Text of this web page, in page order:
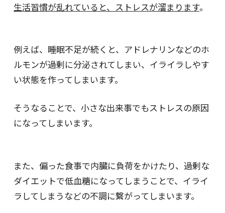
生活習慣が乱れていると、ストレスが溜まります。
例えば、睡眠不足が続くと、アドレナリンなどのホ
ルモンが過剰に分泌されてしまい、イライラしやす
い状態を作ってしまいます。
そうなることで、小さな出来事でもストレスの原因
になってしまいます。
また、偏った食事で内臓に負荷をかけたり、過剰な
ダイエットで低血糖になってしまうことで、イライ
ラしてしまうなどの不調に繋がってしまいます。